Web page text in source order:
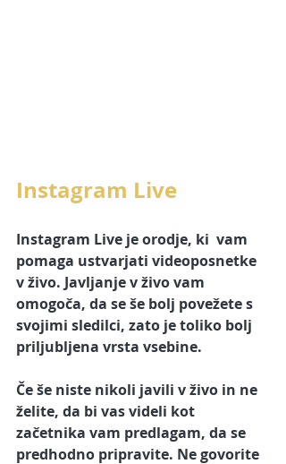
Instagram Live
Instagram Live je orodje, ki  vam
pomaga ustvarjati videoposnetke
v živo. Javljanje v živo vam
omogoča, da se še bolj povežete s
svojimi sledilci, zato je toliko bolj
priljubljena vrsta vsebine.
Če še niste nikoli javili v živo in ne
želite, da bi vas videli kot
začetnika vam predlagam, da se
predhodno pripravite. Ne govorite